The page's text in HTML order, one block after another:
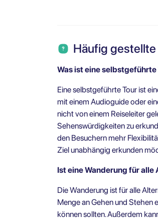
Häufig gestellte
Was ist eine selbstgeführte
Eine selbstgeführte Tour ist
mit einem Audioguide oder
nicht von einem Reiseleiter
Sehenswürdigkeiten zu
den Besuchern mehr
Ziel unabhängig erkunden
Ist eine Wanderung für
Die Wanderung ist für alle
Menge an Gehen und Stehen
können sollten. Außerdem